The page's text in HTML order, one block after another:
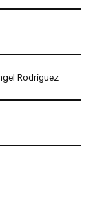
Rodríguez